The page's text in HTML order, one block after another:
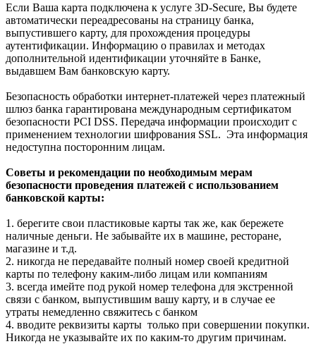
Если Ваша карта подключена к услуге 3D-Secure, Вы будете
автоматически переадресованы на страницу банка,
выпустившего карту, для прохождения процедуры
аутентификации. Информацию о правилах и методах
дополнительной идентификации уточняйте в Банке,
выдавшем Вам банковскую карту.
Безопасность обработки интернет-платежей через платежный
шлюз банка гарантирована международным сертификатом
безопасности PCI DSS. Передача информации происходит с
применением технологии шифрования SSL. Эта информация
недоступна посторонним лицам.
Советы и рекомендации по необходимым мерам
безопасности проведения платежей с использованием
банковской карты:
1. берегите свои пластиковые карты так же, как бережете
наличные деньги. Не забывайте их в машине, ресторане,
магазине и т.д.
2. никогда не передавайте полный номер своей кредитной
карты по телефону каким-либо лицам или компаниям
3. всегда имейте под рукой номер телефона для экстренной
связи с банком, выпустившим вашу карту, и в случае ее
утраты немедленно свяжитесь с банком
4. вводите реквизиты карты только при совершении покупки.
Никогда не указывайте их по каким-то другим причинам.